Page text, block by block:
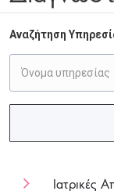
Αναζήτηση
Ιατρικές